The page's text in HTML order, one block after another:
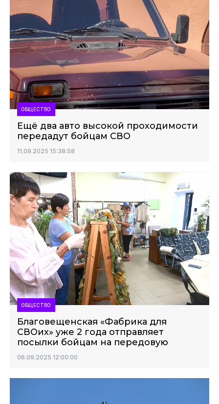
ОБЩЕСТВО
Ещё два авто высокой проходимости
передадут бойцам СВО
11.09.2025 15:38:58
ОБЩЕСТВО
Благовещенская «Фабрика для
СВОих» уже 2 года отправляет
посылки бойцам на передовую
06.09.2025 12:00:00